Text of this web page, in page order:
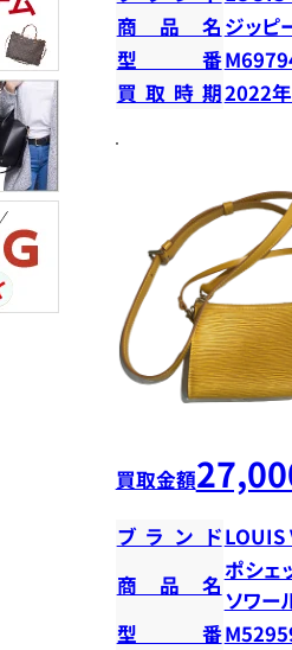
商品名 ジッピ
型番
買取時期2022
買取金額
ブランドLOUIS
商品名
ポシェ
ソワー
型番